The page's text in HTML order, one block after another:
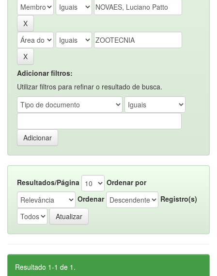
Adicionar filtros:
Utilizar filtros para refinar o resultado de busca.
Resultados/Página
Ordenar por
Ordenar
Registro(s)
Resultado 1-1 de 1.